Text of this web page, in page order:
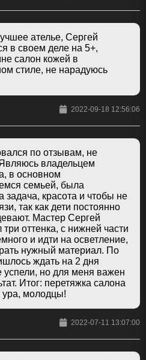
ателье, Сергей
в своем деле на 5+,
салон кожей в
стиле, не нарадуюсь
2022-09-18 12:56:06
по отзывам, не
владельцем
в основном
семьей, была
задача, красота и чтобы не
так как дети постоянно
Мастер Сергей
оттенка, с нижней части
и идти на осветление,
нужный материал. По
ждать на 2 дня
успели, но для меня важен
Итог: перетяжка салона
молодцы!
2022-07-11 13:07:00